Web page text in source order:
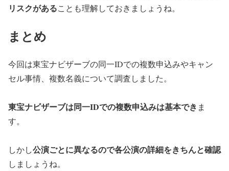
リスクがあることも理解しておきましょうね。
まとめ
今回は東宝ナビザーブの同一IDでの複数申込みやキャン
セル事情、複数名義について調査しました。
東宝ナビザーブは同一IDでの複数申込みは基本でき ま
す。
しかし公演ごとに異なるので各公演の詳細をきちんと確認
しましょうね。